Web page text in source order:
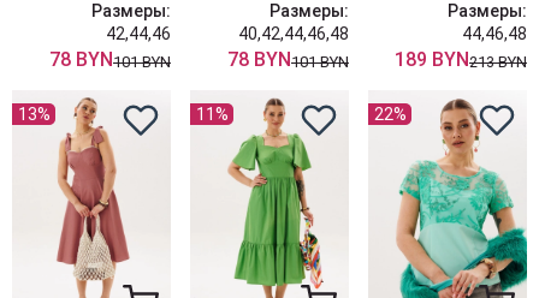
Размеры:
42,44,46
78 BYN101 BYN
Размеры:
40,42,44,46,48
78 BYN101 BYN
Размеры:
44,46,48
189 BYN213 BYN
13% 11% 22%